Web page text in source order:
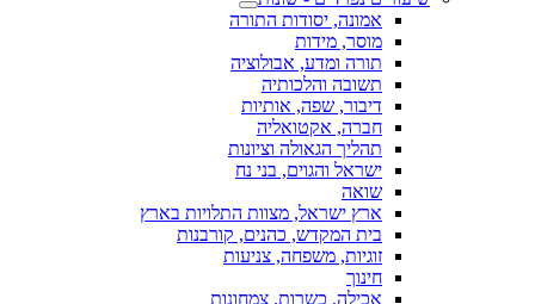
אמונה, יסודות התורה
מוסר, מידות
תורה ומדע, אבולוציה
תשובה והלכותיה
דיבור, שפה, אותיות
חברה, אקטואליה
תהליך הגאולה וציונות
ישראל והגוים, בני נח
שואה
ארץ ישראל, מצוות התלויות בארץ
בית המקדש, כהנים, קורבנות
זוגיות, משפחה, צניעות
חינוך
אכילה, כשרות, צמחונות